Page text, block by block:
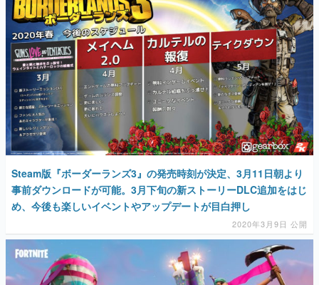
女性向け
アプリレビュー
その他
電ファミニコゲーマーとは？
運営：株式会社マレ
Steam版『ボーダーランズ3』の発売時刻が決定、3月11日朝より
事前ダウンロードが可能。3月下旬の新ストーリーDLC追加をはじ
め、今後も楽しいイベントやアップデートが目白押し
2020年3月9日 公開